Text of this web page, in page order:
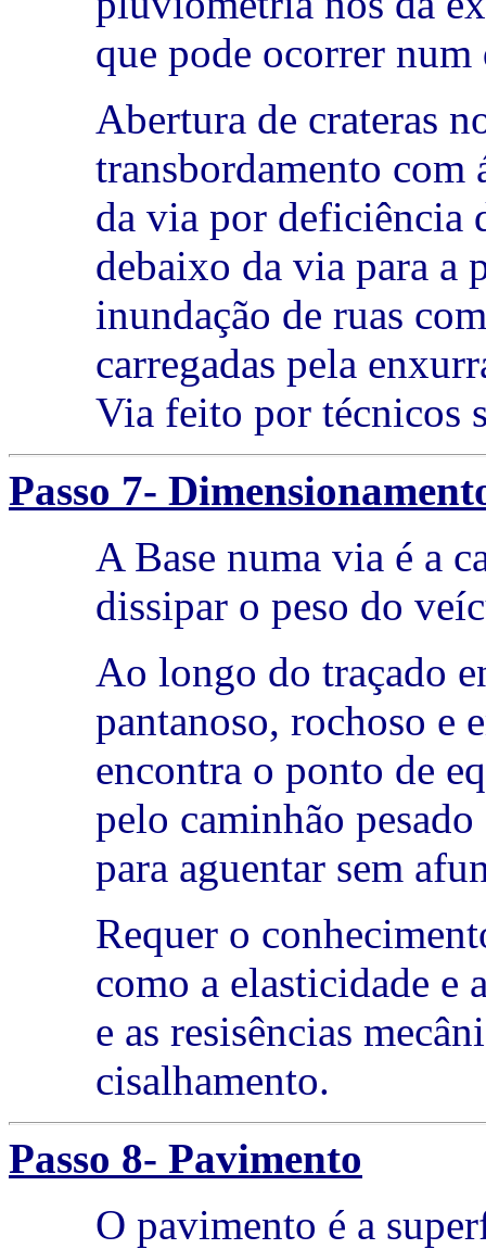
que pode ocorrer
Abertura de crateras
transbordamento com
da via por deficiência
debaixo da via para a
inundação de ruas
carregadas pela
Via feito por técnicos
Passo 7-
A Base numa via é a
dissipar o peso do
Ao longo do traçado
pantanoso, rochoso e
encontra o ponto de
pelo caminhão
para aguentar sem
Requer o
como a elasticidade e
e as resisências
cisalhamento.
Passo 8- Pavimento
O pavimento é a